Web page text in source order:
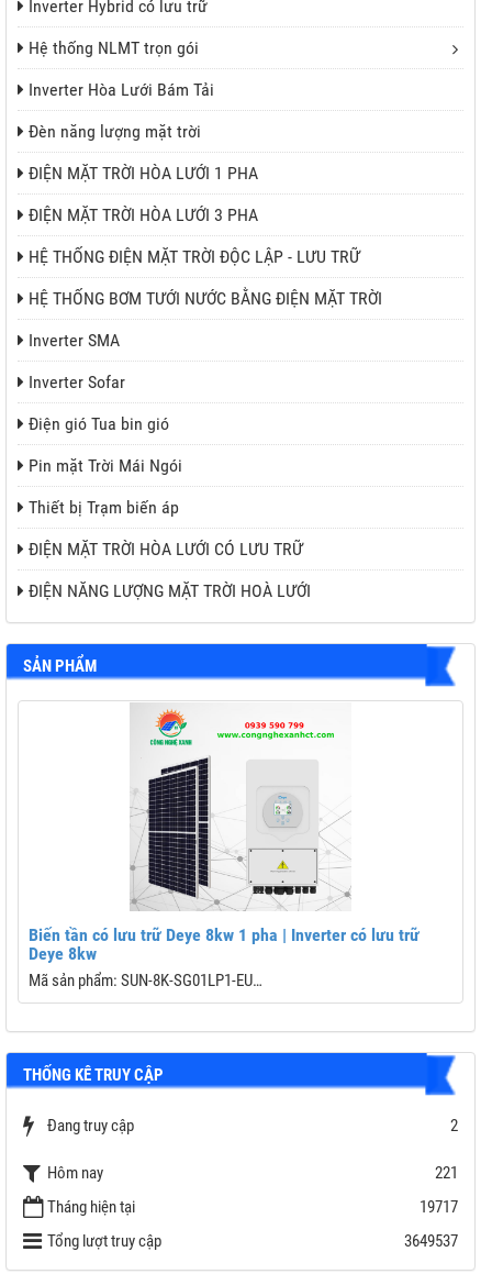
Inverter Hybrid có lưu trữ
Hệ thống NLMT trọn gói
Inverter Hòa Lưới Bám Tải
Đèn năng lượng mặt trời
ĐIỆN MẶT TRỜI HÒA LƯỚI 1 PHA
ĐIỆN MẶT TRỜI HÒA LƯỚI 3 PHA
HỆ THỐNG ĐIỆN MẶT TRỜI ĐỘC LẬP - LƯU TRỮ
HỆ THỐNG BƠM TƯỚI NƯỚC BẰNG ĐIỆN MẶT TRỜI
Inverter SMA
Inverter Sofar
Điện gió Tua bin gió
Pin mặt Trời Mái Ngói
Thiết bị Trạm biến áp
ĐIỆN MẶT TRỜI HÒA LƯỚI CÓ LƯU TRỮ
ĐIỆN NĂNG LƯỢNG MẶT TRỜI HOÀ LƯỚI
SẢN PHẨM
trữ
Biến Tần Inverter Hybrid SolaX 10KW 1 Phase – X1-
Biến Tần Inverter SolaX 10KW 1 Pha Hybrid – X1-LITE-10-LV
Performance
Thương hiệu: Solax Power
Công suất PV tối đa: 20,000 Wp
Điện áp PV tối đa: 600 V
Dòng sạc/xả tối đa: 220 A / 220 A
Bảo hành: 7 năm ( 10 năm với combo Battery SOLAX )
THỐNG KÊ TRUY CẬP
Đang truy cập 2
Hôm nay
221
Tháng hiện tại
19717
Tổng lượt truy cập
3649537